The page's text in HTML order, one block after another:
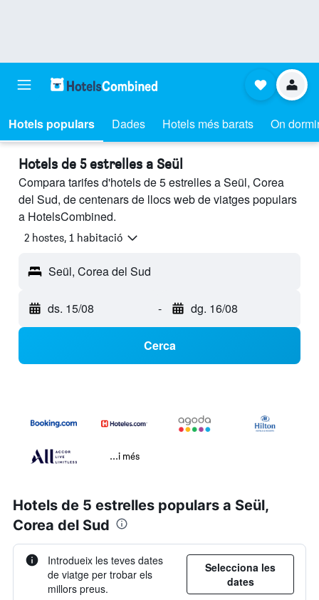
Hotels populars Dades Hotels més barats On
Hotels de 5 estrelles a Seül
Compara tarifes d'hotels de 5 estrelles a Seül, Corea
del Sud, de centenars de llocs web de viatges populars
a HotelsCombined.
2 hostes, 1 habitació
Seül, Corea del Sud
ds. 15/08 - dg. 16/08
Cerca
...i més
Hotels de 5 estrelles populars a Seül,
Corea del Sud
Introdueix les teves dates
de viatge per trobar els
millors preus.
Selecciona les
dates